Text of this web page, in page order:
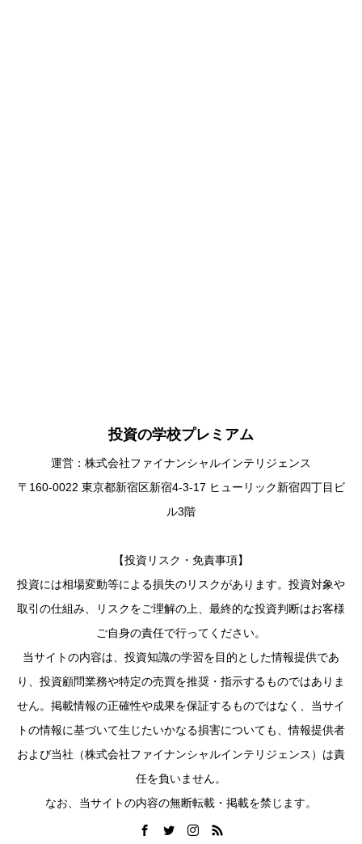
投資の学校プレミアム
運営：株式会社ファイナンシャルインテリジェンス
〒160-0022 東京都新宿区新宿4-3-17 ヒューリック新宿四丁目ビ
ル3階
【投資リスク・免責事項】
投資には相場変動等による損失のリスクがあります。投資対象や
取引の仕組み、リスクをご理解の上、最終的な投資判断はお客様
ご自身の責任で行ってください。
当サイトの内容は、投資知識の学習を目的とした情報提供であ
り、投資顧問業務や特定の売買を推奨・指示するものではありま
せん。掲載情報の正確性や成果を保証するものではなく、当サイ
トの情報に基づいて生じたいかなる損害についても、情報提供者
および当社（株式会社ファイナンシャルインテリジェンス）は責
任を負いません。
なお、当サイトの内容の無断転載・掲載を禁じます。